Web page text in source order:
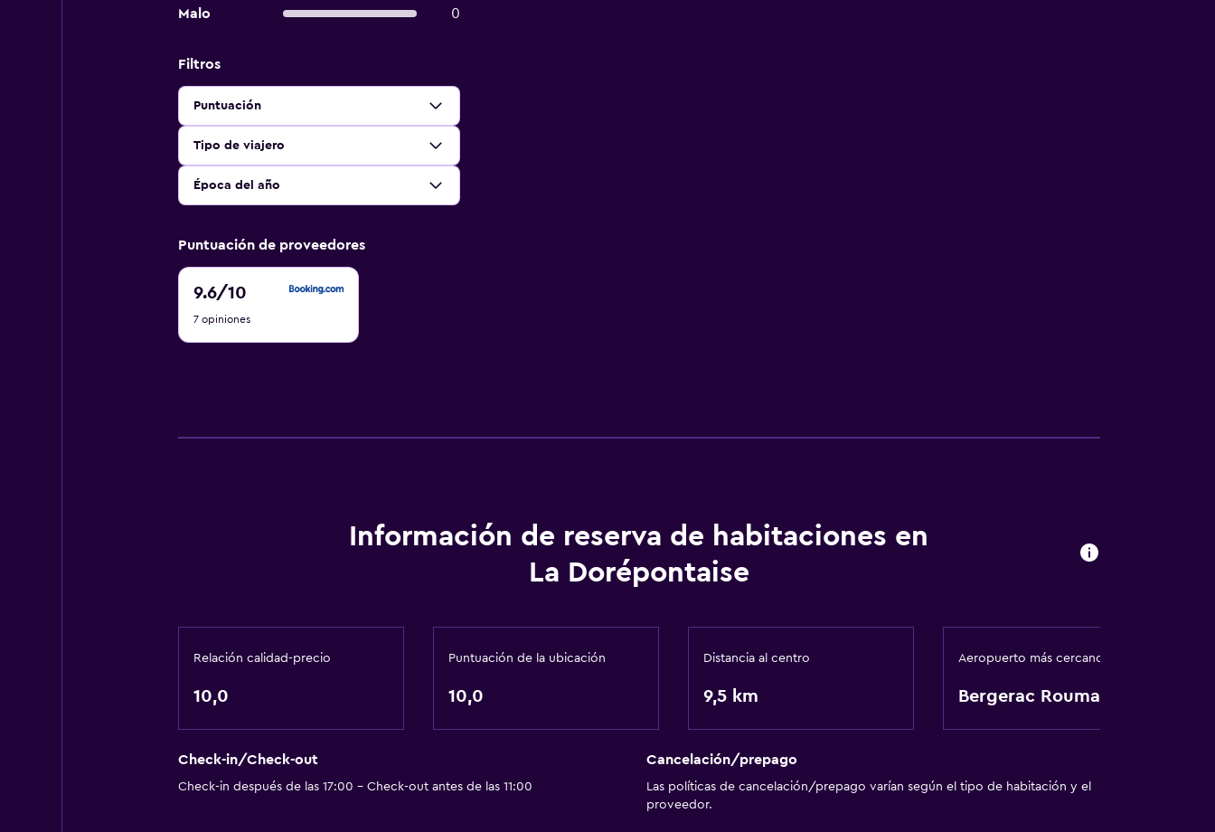
Malo
0
Filtros
Puntuación
Tipo de viajero
Época del año
Puntuación de proveedores
9.6/10
9.6
10
7 opiniones
Información de reserva de habitaciones en
La Dorépontaise
Relación calidad-precio
10,0
Puntuación de la ubicación
10,0
Distancia al centro
9,5 km
Aeropuerto más cercano
Bergerac Roumanieres
Check-in/Check-out
Check-in después de las 17:00 - Check-out antes de las 11:00
Cancelación/prepago
Las políticas de cancelación/prepago varían según el tipo de habitación y el
proveedor.